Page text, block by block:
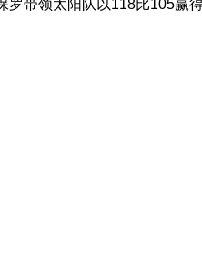
罗带领太阳队以118比105赢